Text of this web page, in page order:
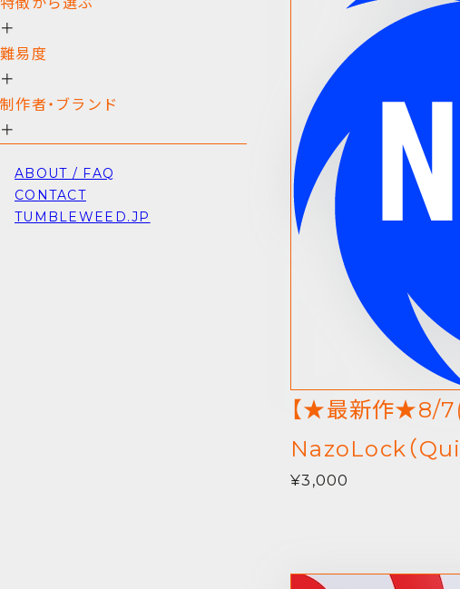
＋
難易度
＋
制作者・ブランド
＋
ABOUT / FAQ
CONTACT
TUMBLEWEED.JP
【★最新作★8/
NazoLock（
¥3,000